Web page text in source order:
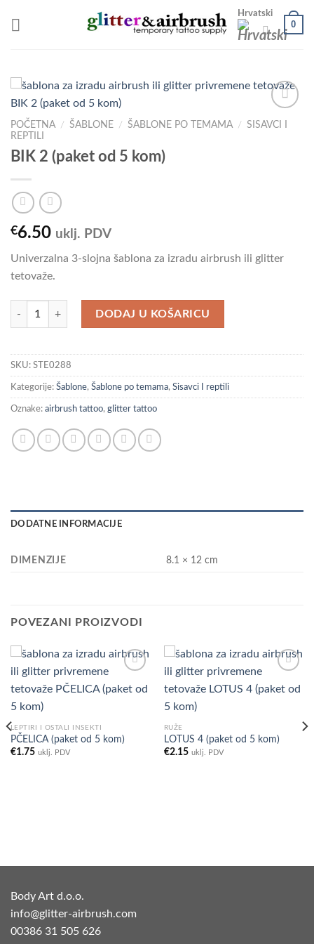
Hrvatski
0
POČETNA / ŠABLONE / ŠABLONE PO TEMAMA /
SISAVCI I
REPTILI
BIK 2 (paket od 5 kom)
€6.50 uklj. PDV
Univerzalna 3-slojna šablona za izradu airbrush ili glitter
tetovaže.
BIK 2 (paket od 5 kom) količina
DODAJ U KOŠARICU
SKU: STE0288
Kategorije: Šablone, Šablone po temama, Sisavci I reptili
Oznake: airbrush tattoo, glitter tattoo
DODATNE INFORMACIJE
DIMENZIJE 8.1 × 12 cm
POVEZANI PROIZVODI
LEPTIRI I OSTALI INSEKTI
PČELICA (paket od 5 kom)
€1.75 uklj. PDV
RUŽE
LOTUS 4 (paket od 5 kom)
€2.15 uklj. PDV
Body Art d.o.o.
info@glitter-airbrush.com
00386 31 505 626